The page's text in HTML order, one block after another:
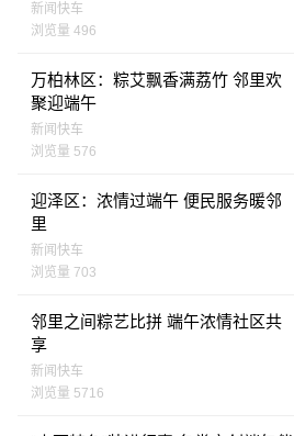
新闻快车
浏览量 496
万柏林区：粽艾飘香满荔竹 邻里欢
聚迎端午
新闻快车
浏览量 576
迎泽区：浓情过端午 便民服务暖邻
里
新闻快车
浏览量 703
邻里之间粽艺比拼 端午浓情社区共
享
新闻快车
浏览量 5716